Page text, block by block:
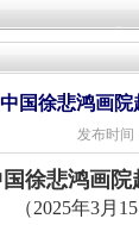
中国徐悲鸿画
发布时间
国徐悲鸿画院
（2025年3月